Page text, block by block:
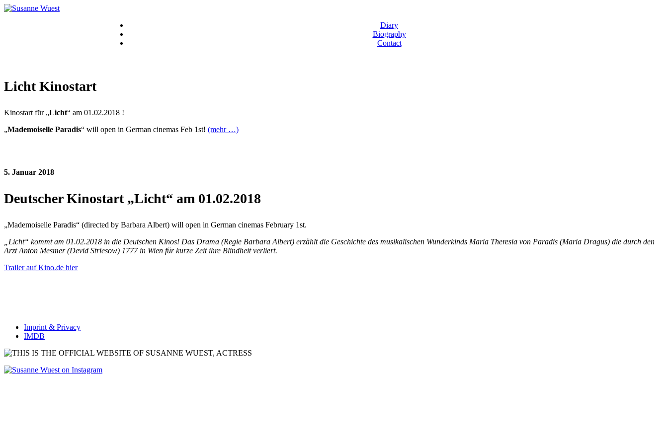
Diary
Biography
Contact
Licht Kinostart
Kinostart für „Licht“ am 01.02.2018 !
„Mademoiselle Paradis“ will open in German cinemas Feb 1st! (mehr …)
5. Januar 2018
Deutscher Kinostart „Licht“ am 01.02.2018
„Mademoiselle Paradis“ (directed by Barbara Albert) will open in German cinemas February 1st.
„Licht“ kommt am 01.02.2018 in die Deutschen Kinos! Das Drama (Regie Barbara Albert) erzählt die Geschichte des musikalischen Wunderkinds Maria Theresia von Paradis (Maria Dragus) die durch den
Arzt Anton Mesmer (Devid Striesow) 1777 in Wien für kurze Zeit ihre Blindheit verliert.
Trailer auf Kino.de hier
Imprint & Privacy
IMDB